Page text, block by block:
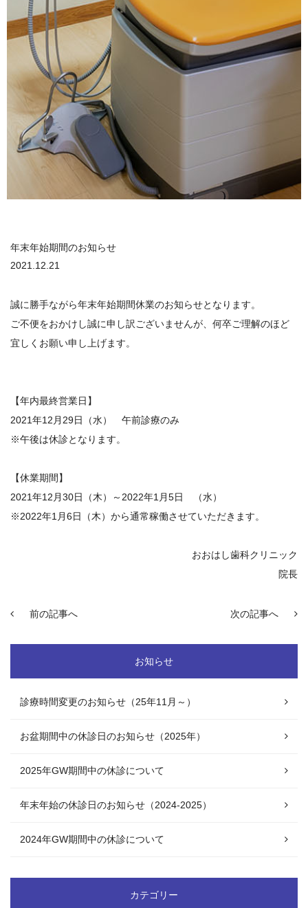
年末年始期間のお知らせ
2021.12.21
誠に勝手ながら年末年始期間休業のお知らせとなります。
ご不便をおかけし誠に申し訳ございませんが、何卒ご理解のほど
宜しくお願い申し上げます。
【年内最終営業日】
2021年12月29日（水） 午前診療のみ
※午後は休診となります。
【休業期間】
2021年12月30日（木）～2022年1月5日 （水）
※2022年1月6日（木）から通常稼働させていただきます。
おおはし歯科クリニック
院長
前の記事へ 次の記事へ
お知らせ
診療時間変更のお知らせ（25年11月～）
お盆期間中の休診日のお知らせ（2025年）
2025年GW期間中の休診について
年末年始の休診日のお知らせ（2024-2025）
2024年GW期間中の休診について
カテゴリー